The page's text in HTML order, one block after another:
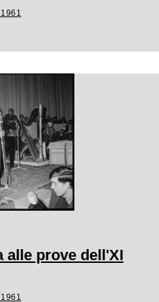
alle prove dell'XI